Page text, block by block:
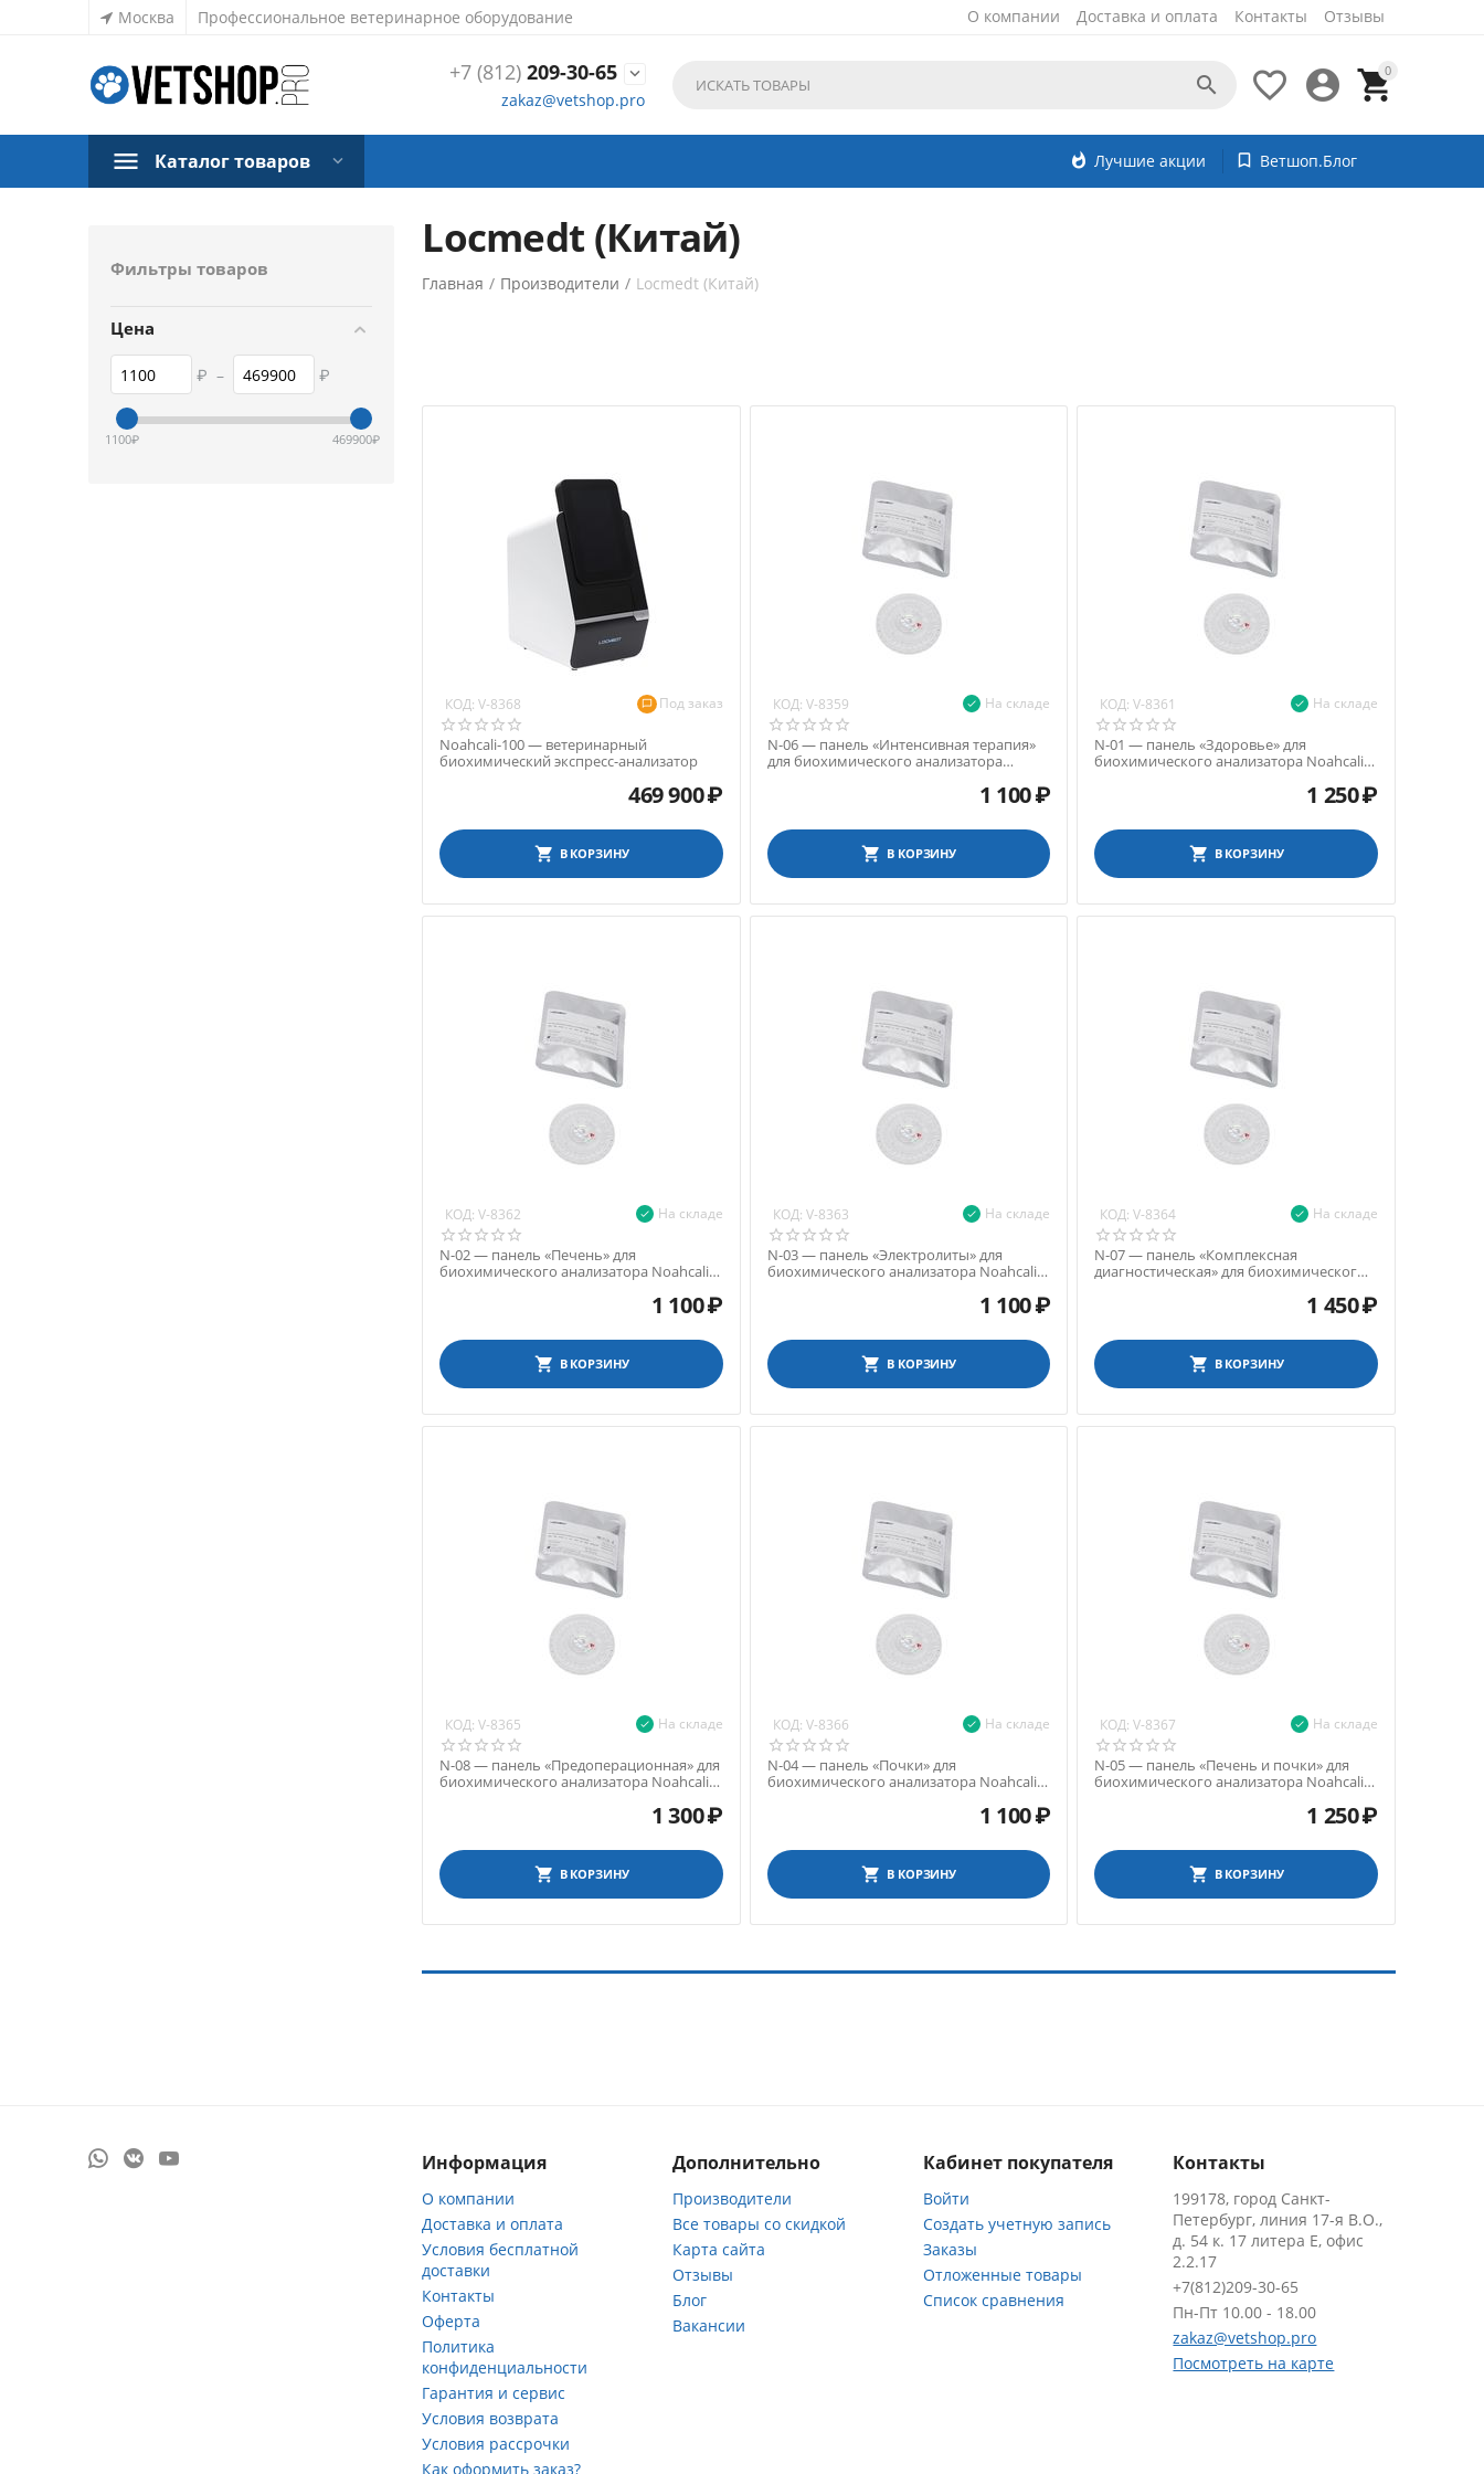
Москва Профессиональное ветеринарное оборудование О компании Доставка и оплата Контакты Отзывы
+7 (812)209-30-65 
zakaz@vetshop.pro
0




Каталог товаров whatshot Лучшие акции bookmark_border Ветшоп.Блог
Фильтры товаров
Цена
₽ – ₽
1100₽ 469900₽
Locmedt (Китай)
Главная / Производители / Locmedt (Китай)
КОД: V-8368 Под заказ
Noahcali-100 — ветеринарный
биохимический экспресс-анализатор
469 900₽
В КОРЗИНУ
КОД: V-8359 На складе
N-06 — панель «Интенсивная терапия»
для биохимического анализатора
1 100₽
В КОРЗИНУ
КОД: V-8361 На складе
N-01 — панель «Здоровье» для
биохимического анализатора Noahcali-
1 250₽
В КОРЗИНУ
КОД: V-8362 На складе
N-02 — панель «Печень» для
биохимического анализатора Noahcali-
1 100₽
В КОРЗИНУ
КОД: V-8363 На складе
N-03 — панель «Электролиты» для
биохимического анализатора Noahcali-
1 100₽
В КОРЗИНУ
КОД: V-8364 На складе
N-07 — панель «Комплексная
диагностическая» для биохимического
1 450₽
В КОРЗИНУ
КОД: V-8365 На складе
N-08 — панель «Предоперационная» для
биохимического анализатора Noahcali-
1 300₽
В КОРЗИНУ
КОД: V-8366 На складе
N-04 — панель «Почки» для
биохимического анализатора Noahcali-
1 100₽
В КОРЗИНУ
КОД: V-8367 На складе
N-05 — панель «Печень и почки» для
биохимического анализатора Noahcali-
1 250₽
В КОРЗИНУ
Информация
О компании
Доставка и оплата
Условия бесплатной
доставки
Контакты
Оферта
Политика
конфиденциальности
Гарантия и сервис
Условия возврата
Условия рассрочки
Как оформить заказ?
Дополнительно
Производители
Все товары со скидкой
Карта сайта
Отзывы
Блог
Вакансии
Кабинет покупателя
Войти
Создать учетную запись
Заказы
Отложенные товары
Список сравнения
Контакты
199178, город Санкт-
Петербург, линия 17-я В.О.,
д. 54 к. 17 литера Е, офис
2.2.17
+7(812)209-30-65
Пн-Пт 10.00 - 18.00
zakaz@vetshop.pro
Посмотреть на карте